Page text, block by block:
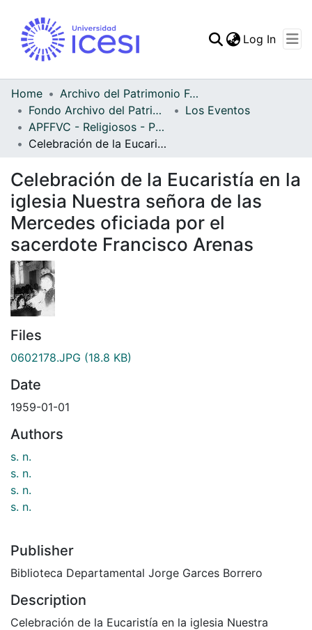
Statistics
Log In
Home
Archivo del Patrimonio Fotográfico y Fílmico del Valle del Cauca
Fondo Archivo del Patrimonio Fotográfico y Fílmico del Valle del Cauca
Los Eventos
APFFVC - Religiosos - Patrimonial
Celebración de la Eucaristía en la iglesia Nuestra señora de las Mercedes oficiada por el sacerdote Francisco Arenas
Celebración de la Eucaristía en la
iglesia Nuestra señora de las
Mercedes oficiada por el
sacerdote Francisco Arenas
Files
0602178.JPG (18.8 KB)
Date
1959-01-01
Authors
s. n.
s. n.
s. n.
s. n.
Publisher
Biblioteca Departamental Jorge Garces Borrero
Description
Celebración de la Eucaristía en la iglesia Nuestra